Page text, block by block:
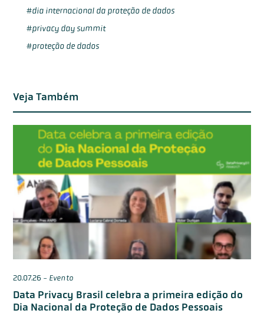
dia internacional da proteção de dados
privacy day summit
proteção de dados
Veja Também
20.07.26 - Evento
Data Privacy Brasil celebra a primeira edição do
Dia Nacional da Proteção de Dados Pessoais